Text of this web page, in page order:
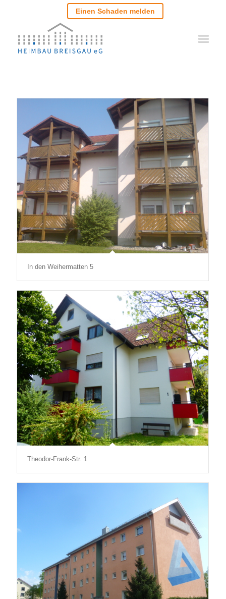
Einen Schaden melden
In den Weihermatten 5
Theodor-Frank-Str. 1